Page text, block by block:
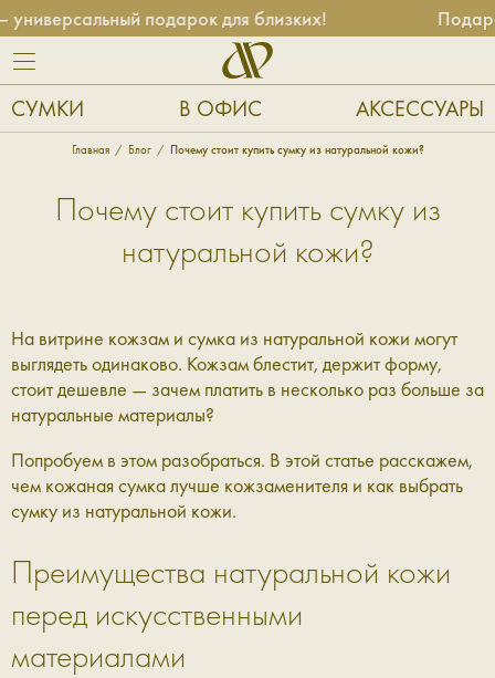
подарок для близких!
СУМКИ В ОФИС АКСЕССУАРЫ
Главная Блог Почему стоит купить сумку из натуральной кожи?
Почему стоит купить сумку из
натуральной кожи?
На витрине кожзам и сумка из натуральной кожи могут
выглядеть одинаково. Кожзам блестит, держит форму,
стоит дешевле — зачем платить в несколько раз больше за
натуральные материалы?
Попробуем в этом разобраться. В этой статье расскажем,
чем кожаная сумка лучше кожзаменителя и как выбрать
сумку из натуральной кожи.
Преимущества натуральной кожи
перед искусственными
материалами